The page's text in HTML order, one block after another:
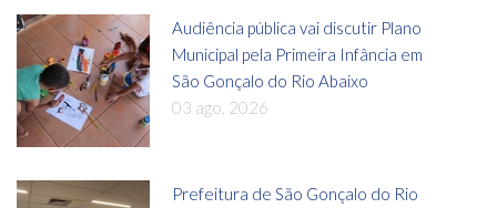
Audiência pública vai discutir Plano
Municipal pela Primeira Infância em
São Gonçalo do Rio Abaixo
03 ago, 2026
Prefeitura de São Gonçalo do Rio